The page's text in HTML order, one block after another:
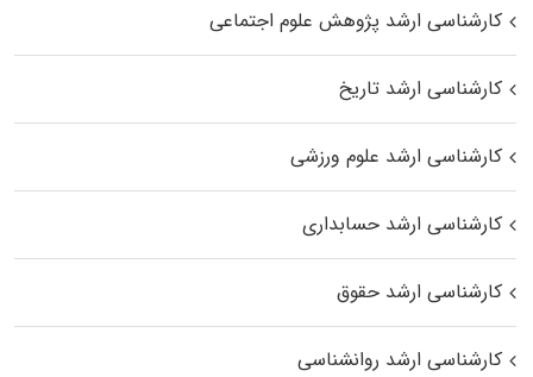
کارشناسی ارشد پژوهش علوم اجتماعی
کارشناسی ارشد تاریخ
کارشناسی ارشد علوم ورزشی
کارشناسی ارشد حسابداری
کارشناسی ارشد حقوق
کارشناسی ارشد روانشناسی